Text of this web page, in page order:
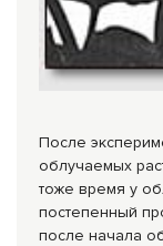
После
облучаемых
тоже время у
постепенный
после начала